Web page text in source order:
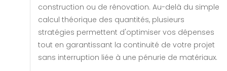
construction ou de rénovation. Au-delà du simple
calcul théorique des quantités, plusieurs
stratégies permettent d'optimiser vos dépenses
tout en garantissant la continuité de votre projet
sans interruption liée à une pénurie de matériaux.